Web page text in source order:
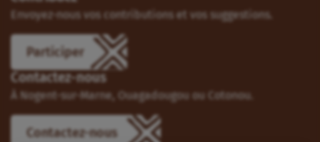
Envoyez-nous vos contributions et vos suggestions.
Participer
Contactez-nous
À Nogent-sur-Marne, Ouagadougou ou Cotonou.
Contactez-nous